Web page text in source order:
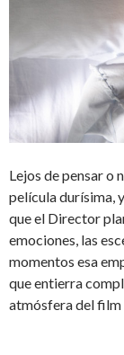
Lejos de pensar o
película durísima,
que el Director
emociones, las
momentos esa
que entierra
atmósfera del film